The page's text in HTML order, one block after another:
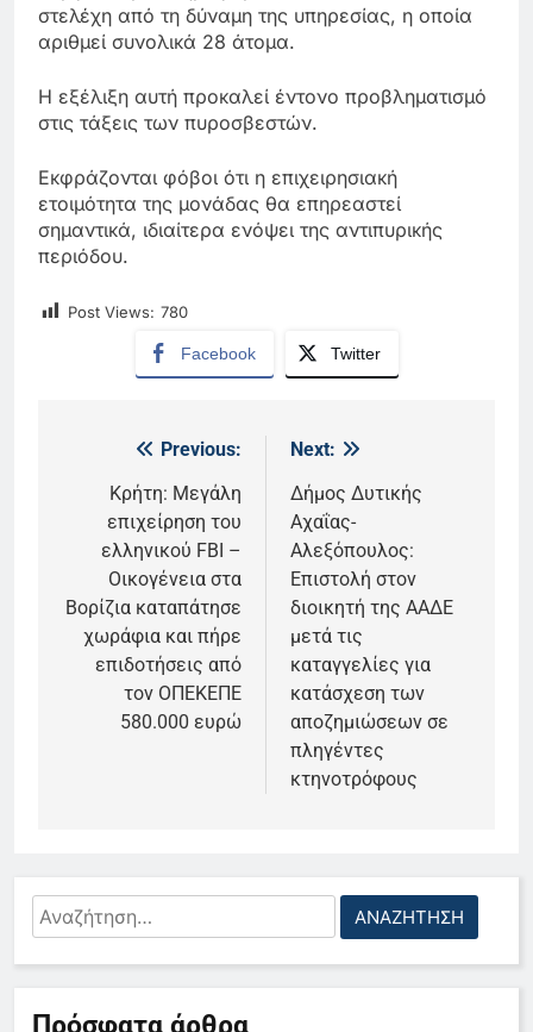
στελέχη από τη δύναμη της υπηρεσίας, η οποία
αριθμεί συνολικά 28 άτομα.
Η εξέλιξη αυτή προκαλεί έντονο προβληματισμό
στις τάξεις των πυροσβεστών.
Εκφράζονται φόβοι ότι η επιχειρησιακή
ετοιμότητα της μονάδας θα επηρεαστεί
σημαντικά, ιδιαίτερα ενόψει της αντιπυρικής
περιόδου.
Post Views: 780
Facebook Twitter
Πλοήγηση
άρθρων
Previous:
Κρήτη: Μεγάλη
επιχείρηση του
ελληνικού FBI –
Οικογένεια στα
Βορίζια καταπάτησε
χωράφια και πήρε
επιδοτήσεις από
τον ΟΠΕΚΕΠΕ
580.000 ευρώ
Next:
Δήμος Δυτικής
Αχαΐας-
Αλεξόπουλος:
Επιστολή στον
διοικητή της ΑΑΔΕ
μετά τις
καταγγελίες για
κατάσχεση των
αποζημιώσεων σε
πληγέντες
κτηνοτρόφους
Αναζήτηση
για:
Πρόσφατα άρθρα
5